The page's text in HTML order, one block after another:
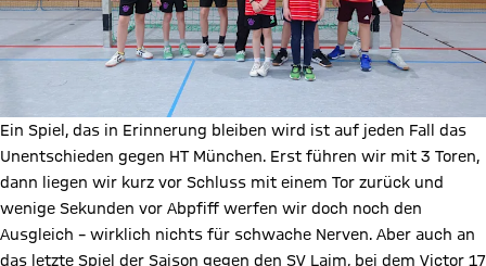
Ein Spiel, das in Erinnerung bleiben wird ist auf jeden Fall das
Unentschieden gegen HT München. Erst führen wir mit 3 Toren,
dann liegen wir kurz vor Schluss mit einem Tor zurück und
wenige Sekunden vor Abpfiff werfen wir doch noch den
Ausgleich – wirklich nichts für schwache Nerven. Aber auch an
das letzte Spiel der Saison gegen den SV Laim, bei dem Victor 17